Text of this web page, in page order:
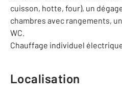
cuisson, hotte, four), un
chambres avec rangements,
WC.
Chauffage individuel
Localisation